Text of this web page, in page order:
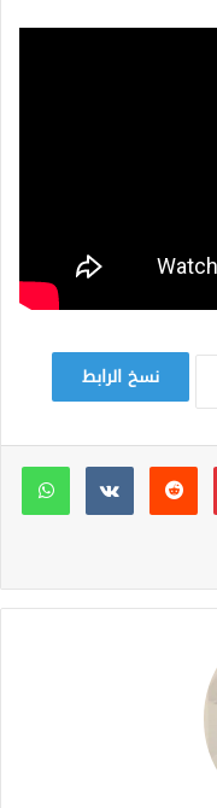
نسخ الرابط
بينتيريست
‏Reddit
‏VKontakte